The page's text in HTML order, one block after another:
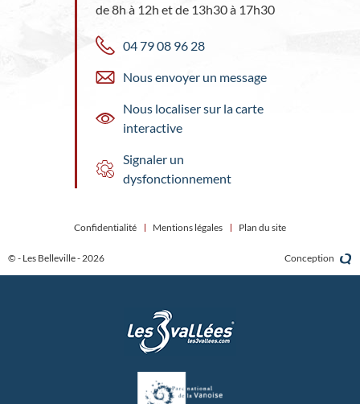
de 8h à 12h et de 13h30 à 17h30
04 79 08 96 28
Nous envoyer un message
Nous localiser sur la carte
interactive
Signaler un
dysfonctionnement
© - Les Belleville - 2026
Confidentialité Mentions légales Plan du site
Conception